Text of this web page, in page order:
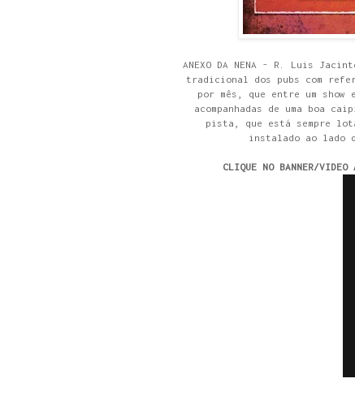
ANEXO DA NENA - R. Luis
tradicional dos pubs com
por mês, que entre um
acompanhadas de uma boa
pista, que está sempre
instalado ao lado
CLIQUE NO BANNER/VIDEO